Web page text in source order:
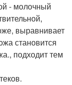
- молочный
выравнивает
становится
подходит тем